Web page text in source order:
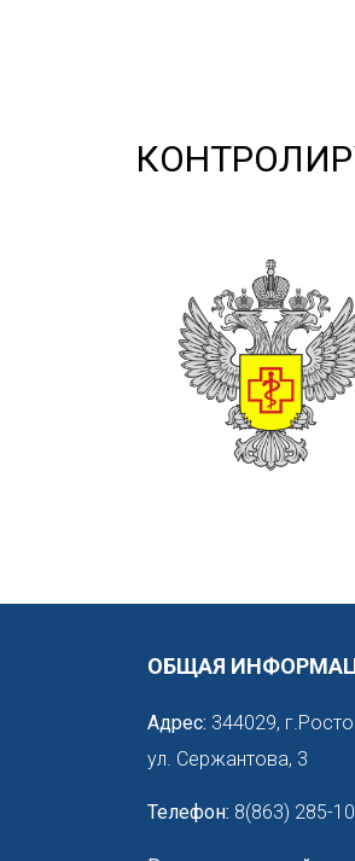
ОБЩАЯ
Адрес: 344029,
ул. Сержантова, 3
Телефон: 8(863) 285-